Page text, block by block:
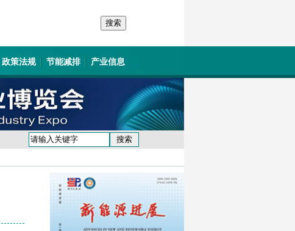
政策法规 节能减排 产业信息